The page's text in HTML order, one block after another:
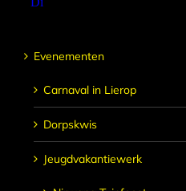
Evenementen
Carnaval in Lierop
Dorpskwis
Jeugdvakantiewerk